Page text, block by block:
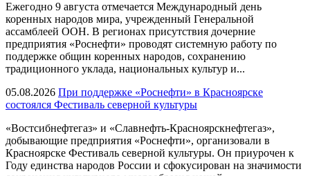
Ежегодно 9 августа отмечается Международный день
коренных народов мира, учрежденный Генеральной
ассамблеей ООН. В регионах присутствия дочерние
предприятия «Роснефти» проводят системную работу по
поддержке общин коренных народов, сохранению
традиционного уклада, национальных культур и...
05.08.2026 При поддержке «Роснефти» в Красноярске
состоялся Фестиваль северной культуры
«Востсибнефтегаз» и «Славнефть-Красноярскнефтегаз»,
добывающие предприятия «Роснефти», организовали в
Красноярске Фестиваль северной культуры. Он приурочен к
Году единства народов России и сфокусирован на значимости